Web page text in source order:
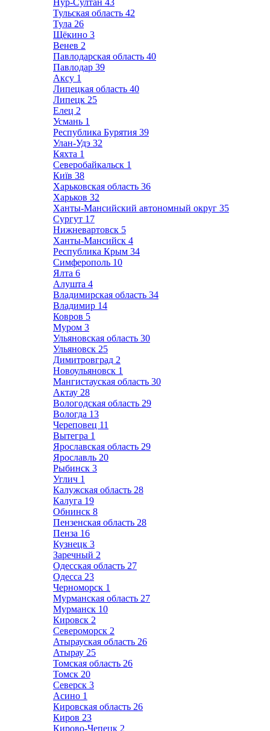
Нур-Султан 43
Тульская область 42
Тула 26
Щёкино 3
Венев 2
Павлодарская область 40
Павлодар 39
Аксу 1
Липецкая область 40
Липецк 25
Елец 2
Усмань 1
Республика Бурятия 39
Улан-Удэ 32
Кяхта 1
Северобайкальск 1
Київ 38
Харьковская область 36
Харьков 32
Ханты-Мансийский автономный округ 35
Сургут 17
Нижневартовск 5
Ханты-Мансийск 4
Республика Крым 34
Симферополь 10
Ялта 6
Алушта 4
Владимирская область 34
Владимир 14
Ковров 5
Муром 3
Ульяновская область 30
Ульяновск 25
Димитровград 2
Новоульяновск 1
Мангистауская область 30
Актау 28
Вологодская область 29
Вологда 13
Череповец 11
Вытегра 1
Ярославская область 29
Ярославль 20
Рыбинск 3
Углич 1
Калужская область 28
Калуга 19
Обнинск 8
Пензенская область 28
Пенза 16
Кузнецк 3
Заречный 2
Одесская область 27
Одесса 23
Черноморск 1
Мурманская область 27
Мурманск 10
Кировск 2
Североморск 2
Атырауская область 26
Атырау 25
Томская область 26
Томск 20
Северск 3
Асино 1
Кировская область 26
Киров 23
Кирово-Чепецк 2